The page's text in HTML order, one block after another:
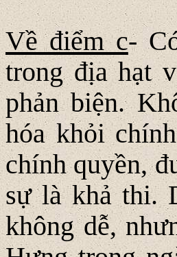
Về điểm c-
trong địa hạt
phản biện.
hóa khỏi
chính quyền,
sự là khả thi.
không dễ,